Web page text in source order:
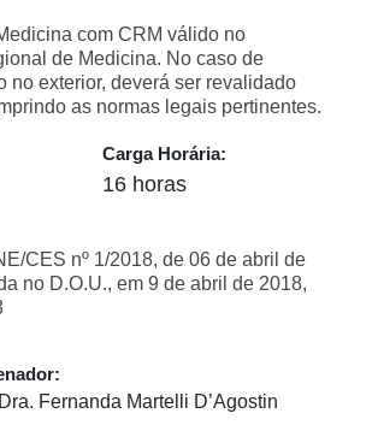
com CRM válido no
de Medicina. No caso de
no exterior, deverá ser revalidado
as normas legais pertinentes.
Carga Horária:
16 horas
CES nº 1/2018, de 06 de abril de
no D.O.U., em 9 de abril de 2018,
Fernanda Martelli D’Agostin